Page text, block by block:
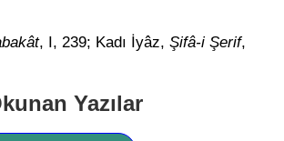
, I, 239; Kadı İyâz, Şifâ-i Şerif,
Yazılar